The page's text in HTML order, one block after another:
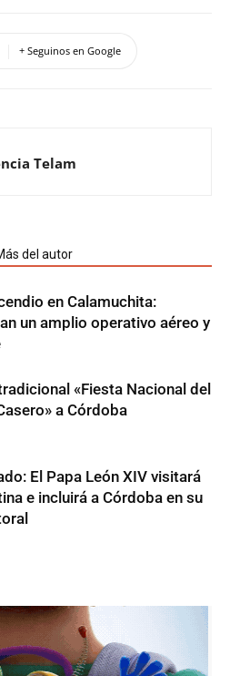
+ Seguinos en Google
Telam
del autor
en Calamuchita:
un amplio operativo aéreo y
«Fiesta Nacional del
a Córdoba
El Papa León XIV visitará
e incluirá a Córdoba en su